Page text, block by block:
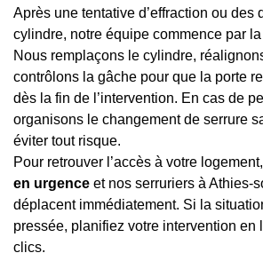
Après une tentative d’effraction ou des
cylindre, notre équipe commence par
Nous remplaçons le cylindre,
contrôlons la gâche pour que la porte
dès la fin de l’intervention. En cas de
organisons le changement de serrure
éviter tout risque.
Pour retrouver l’accès à votre logement,
en urgence et nos serruriers à Athies-
déplacent immédiatement. Si la
pressée, planifiez votre intervention en
clics.